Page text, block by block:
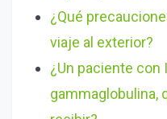
¿Qué
viaje al exterior?
¿Un paciente con
gammaglobulina,